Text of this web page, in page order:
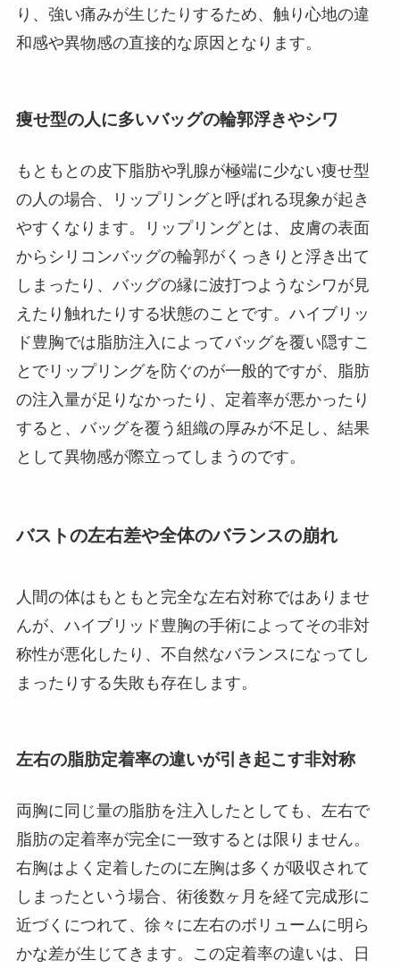
り、強い痛みが生じたりするため、触り心地の違
和感や異物感の直接的な原因となります。
痩せ型の人に多いバッグの輪郭浮きやシワ
もともとの皮下脂肪や乳腺が極端に少ない痩せ型
の人の場合、リップリングと呼ばれる現象が起き
やすくなります。リップリングとは、皮膚の表面
からシリコンバッグの輪郭がくっきりと浮き出て
しまったり、バッグの縁に波打つようなシワが見
えたり触れたりする状態のことです。ハイブリッ
ド豊胸では脂肪注入によってバッグを覆い隠すこ
とでリップリングを防ぐのが一般的ですが、脂肪
の注入量が足りなかったり、定着率が悪かったり
すると、バッグを覆う組織の厚みが不足し、結果
として異物感が際立ってしまうのです。
バストの左右差や全体のバランスの崩れ
人間の体はもともと完全な左右対称ではありませ
んが、ハイブリッド豊胸の手術によってその非対
称性が悪化したり、不自然なバランスになってし
まったりする失敗も存在します。
左右の脂肪定着率の違いが引き起こす非対称
両胸に同じ量の脂肪を注入したとしても、左右で
脂肪の定着率が完全に一致するとは限りません。
右胸はよく定着したのに左胸は多くが吸収されて
しまったという場合、術後数ヶ月を経て完成形に
近づくにつれて、徐々に左右のボリュームに明ら
かな差が生じてきます。この定着率の違いは、日